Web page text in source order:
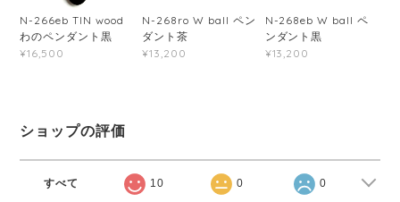
N-266eb TIN wood
わのペンダント黒
¥16,500
N-268ro W ball ペン
ダント茶
¥13,200
N-268eb W ball ペ
ンダント黒
¥13,200
ショップの評価
すべて 10 0 0